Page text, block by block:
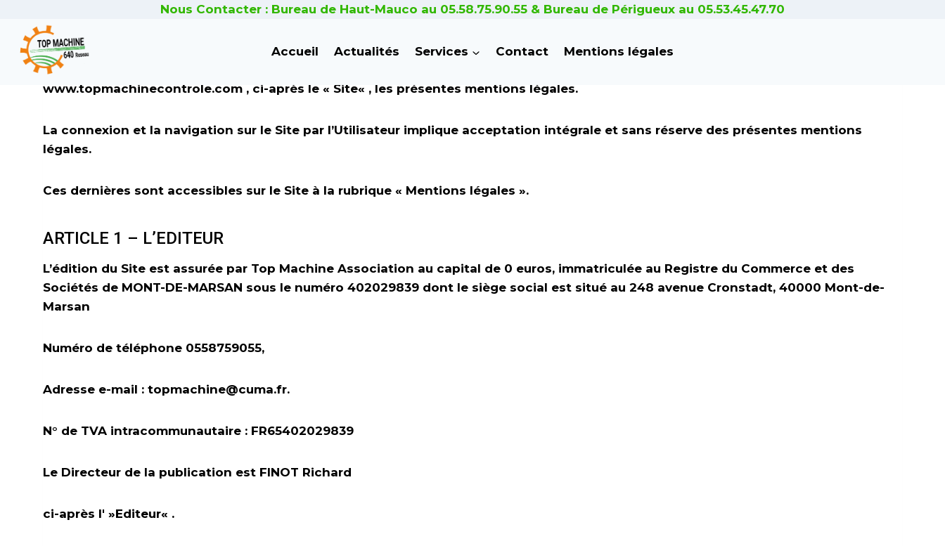
contenu
Nous Contacter : Bureau de Haut-Mauco au 05.58.75.90.55 & Bureau de Périgueux au 05.53.45.47.70
Accueil Actualités Services Contact Mentions légales
En vigueur au 31/03/2023
Conformément aux dispositions des Articles 6-III et 19 de la Loi n°2004-575 du 21 juin 2004 pour la Confiance dans l’économie
numérique, dite L.C.E.N., il est porté à la connaissance des utilisateurs et visiteurs, ci-après l » »
www.topmachinecontrole.com , ci-après le « Site« , les présentes mentions légales.
La connexion et la navigation sur le Site par l’Utilisateur implique acceptation intégrale et sans réserve des présentes mentions
légales.
Ces dernières sont accessibles sur le Site à la rubrique « Mentions légales ».
ARTICLE 1 – L’EDITEUR
L’édition du Site est assurée par Top Machine Association au capital de 0 euros, immatriculée au Registre du Commerce et des
Sociétés de MONT-DE-MARSAN sous le numéro 402029839 dont le siège social est situé au 248 avenue Cronstadt, 40000 Mont-de-
Marsan
Numéro de téléphone 0558759055,
Adresse e-mail : topmachine@cuma.fr.
N° de TVA intracommunautaire : FR65402029839
Le Directeur de la publication est FINOT Richard
ci-après l' »Editeur« .